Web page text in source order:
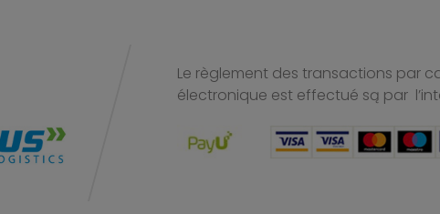
Le règlement des transactions par
électronique est effectué są par